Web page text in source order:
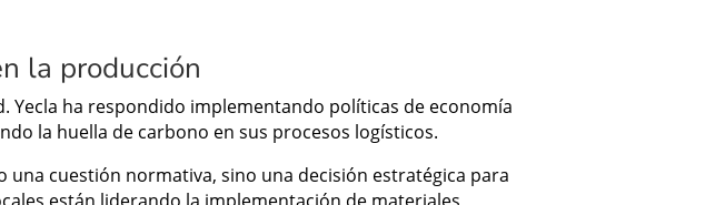
la producción
ha respondido implementando políticas de economía
la huella de carbono en sus procesos logísticos.
una cuestión normativa, sino una decisión estratégica para